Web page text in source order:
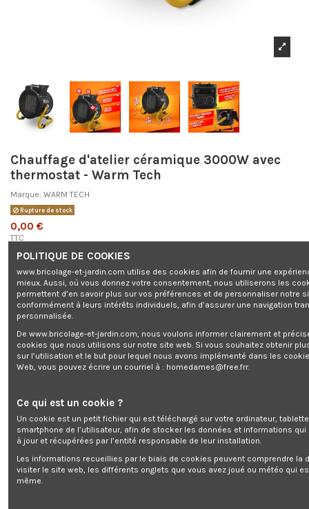
Chauffage d'atelier céramique 3000W avec
thermostat - Warm Tech
Marque: WARM TECH
Rupture de stock
0,00 €
TTC
Chauffage d'atelier céramique 3000W avec thermostat - Warm Tech
Ajouter au panier
Chauffage d'atelier céramique 30
POLITIQUE DE COOKIES
www.bricolage-et-jardin.com utilise des cookies afin de fournir une
mieux. Aussi, où vous donnez votre consentement, nous utiliserons les
permettent d’en savoir plus sur vos préférences et de personnaliser notre
conformément à leurs intérêts individuels, afin d’assurer une navigation
personnalisée.
De www.bricolage-et-jardin.com, nous voulons informer clairement et
cookies que nous utilisons sur notre site web. Si vous souhaitez obtenir
sur l’utilisation et le but pour lequel nous avons implémenté dans les
Web, vous pouvez écrire un courriel à : homedames@free.frr.
Ce qui est un cookie ?
Un cookie est un petit fichier qui est téléchargé sur votre ordinateur,
smartphone de l’utilisateur, afin de stocker les données et informations
à jour et récupérées par l’entité responsable de leur installation.
Les informations recueillies par le biais de cookies peuvent comprendre la
visiter le site web, les différents onglets que vous avez joué ou météo qui
même.